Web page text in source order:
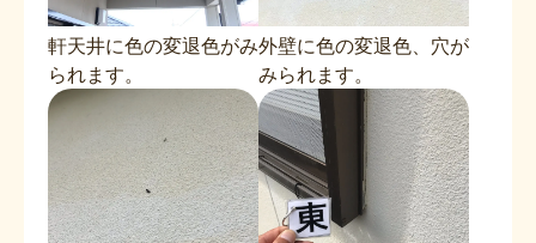
軒天井に色の変退色がみ
られます。
外壁に色の変退色、穴が
みられます。